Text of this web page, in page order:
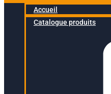
Accueil
Catalogue produits